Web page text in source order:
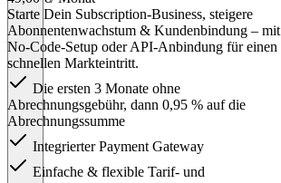
Starte Dein Subscription-Business, steigere
Abonnentenwachstum & Kundenbindung – mit
No-Code-Setup oder API-Anbindung für einen
schnellen Markteintritt.
Die ersten 3 Monate ohne
Abrechnungsgebühr, dann 0,95 % auf die
Abrechnungssumme
Integrierter Payment Gateway
Einfache & flexible Tarif- und